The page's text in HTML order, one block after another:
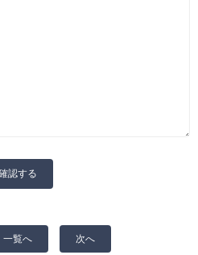
一覧へ 次へ